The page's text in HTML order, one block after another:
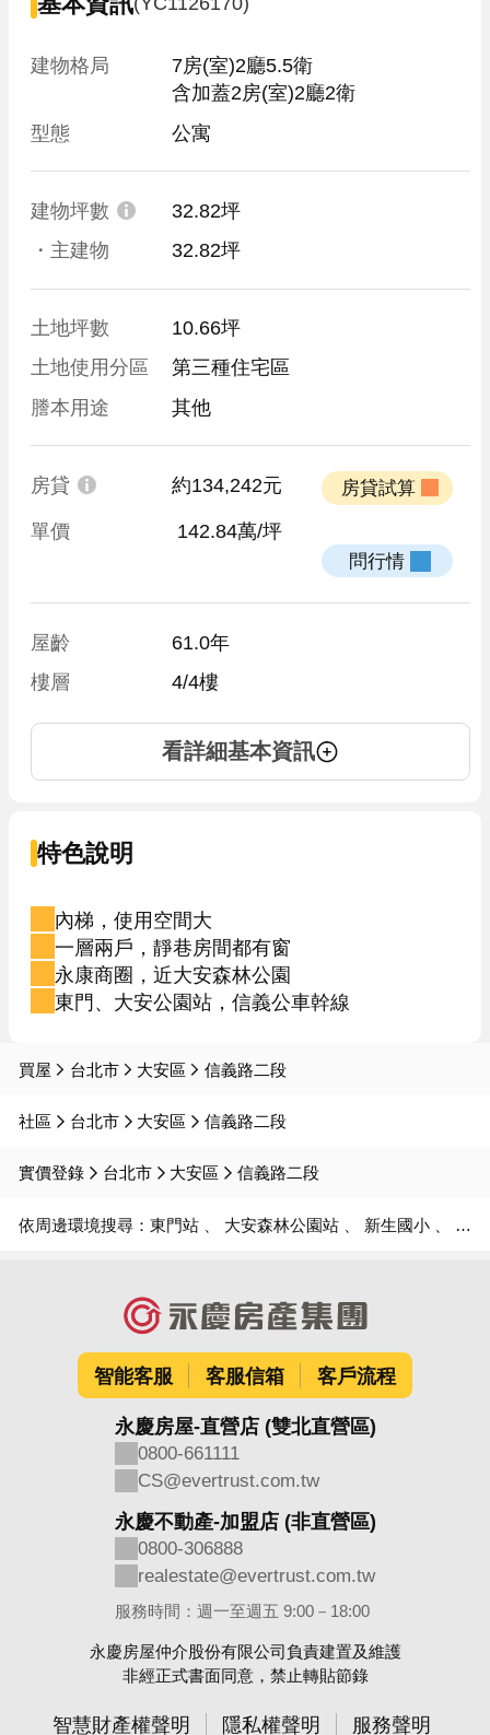
建物格局
7房(室)2廳5.5衛
含加蓋2房(室)2廳2衛
型態
公寓
建物坪數
32.82坪
・主建物
32.82坪
土地坪數
10.66坪
土地使用分區
第三種住宅區
謄本用途
其他
房貸 約134,242元
單價 142.84萬/坪
屋齡
61.0年
樓層
4/4樓
看詳細基本資訊
特色說明
內梯，使用空間大
一層兩戶，靜巷房間都有窗
永康商圈，近大安森林公園
東門、大安公園站，信義公車幹線
買屋 台北市 大安區 信義路二段
社區 台北市 大安區 信義路二段
實價登錄 台北市 大安區 信義路二段
依周邊環境搜尋： 東門站 大安森林公園站 新生國小
智能客服 客服信箱 客戶流程
永慶房屋-直營店 (雙北直營區)
0800-661111
CS@evertrust.com.tw
永慶不動產-加盟店 (非直營區)
0800-306888
realestate@evertrust.com.tw
服務時間：週一至週五 9:00－18:00
永慶房屋仲介股份有限公司負責建置及維護
非經正式書面同意，禁止轉貼節錄
智慧財產權聲明 隱私權聲明 服務聲明